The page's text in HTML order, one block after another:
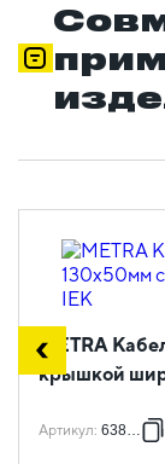
METRA
крышкой
Артикул: 638082